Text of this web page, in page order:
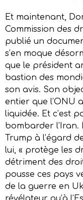
Et maintenant,
Commission des
publié un
s’en moque
que le président
bastion des
son avis. Son
entier que l’ONU
liquidée. Et c’est
bombarder l’Iran.
Trump à l’égard
lui, « protège les
détriment des
pousse ces pays
de la guerre en